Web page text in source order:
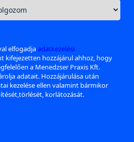
elfogadjaadatkezelési
kifejezetten hozzájárul ahhoz, hogy
a Menedzser Praxis Kft.
adatait. Hozzájárulása után
kezelése ellen valamint bármikor
korlátozását.